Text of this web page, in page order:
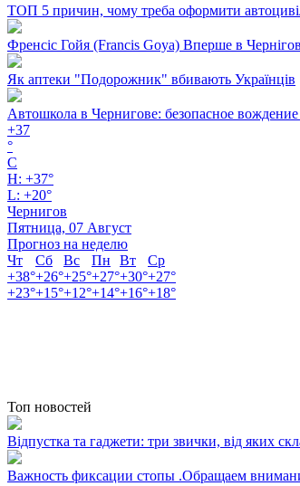
ТОП 5 причин, чому треба оформити
Френсіс Гойя (Francis Goya) Вперше в
Як аптеки "Подорожник" вбивають Українців
Автошкола в Чернигове: безопасное
+37
°
C
H: +37°
L: +20°
Чернигов
Пятница, 07 Август
Прогноз на неделю
Чт
Сб Вс Пн Вт
Ср
+38°+26°+25°+27°+30°+27°
+23°+15°+12°+14°+16°+18°
Топ новостей
Відпустка та гаджети: три звички, від яких
Важность фиксации стопы .Обращаем